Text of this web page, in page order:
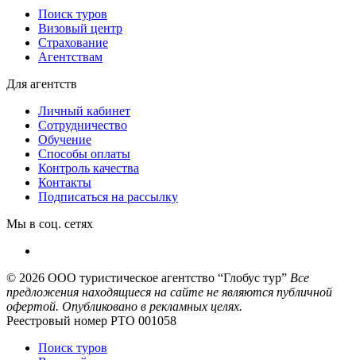
Поиск туров
Визовый центр
Страхование
Агентствам
Для агентств
Личный кабинет
Сотрудничество
Обучение
Способы оплаты
Контроль качества
Контакты
Подписаться на рассылку
Мы в соц. сетях
© 2026 ООО туристическое агентство “Глобус тур” Все
предложения находящиеся на сайте не являются публичной
офертой. Опубликовано в рекламных целях.
Реестровый номер РТО 001058
Поиск туров